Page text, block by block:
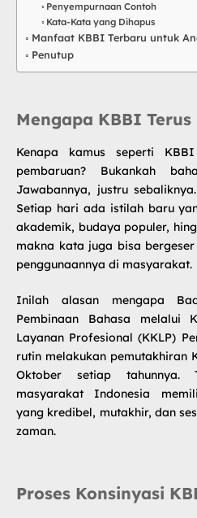
Penyempurnaan Contoh
Kata-Kata yang Dihapus
Manfaat KBBI Terbaru untuk
Penutup
Mengapa KBBI
Kenapa kamus seperti
pembaruan? Bukankah
Jawabannya, justru
Setiap hari ada istilah baru
akademik, budaya populer,
makna kata juga bisa
penggunaannya di masyarakat.
Inilah alasan mengapa
Pembinaan Bahasa melalui
Layanan Profesional (KKLP)
rutin melakukan pemutakhiran
Oktober setiap tahunnya.
masyarakat Indonesia
yang kredibel, mutakhir, dan
zaman.
Proses Konsinyasi